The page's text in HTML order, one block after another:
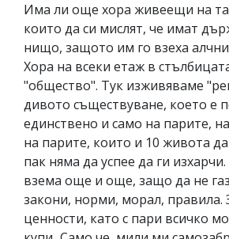
Има ли още хора живеещи на
които да си мислят, че имат
нищо, защото им го взеха
Хора на всеки етаж в
"общество". Тук изживяваме
дивото съществуване, което е
единствено и само на парите,
на парите, които и 10 живота
пак няма да успее да ги
взема още и още, защо да не
закони, норми, морал, правила.
ценности, като с пари всичко